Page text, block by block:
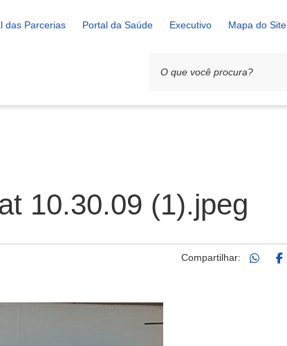
das Parcerias Portal da Saúde Executivo Mapa do Site
10.30.09 (1).jpeg
Compartilhar: